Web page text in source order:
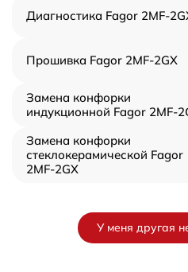
Диагностика Fagor 2MF-
Прошивка Fagor 2MF-2GX
Замена конфорки
индукционной Fagor 2MF-
Замена конфорки
стеклокерамической Fagor
2MF-2GX
У меня другая